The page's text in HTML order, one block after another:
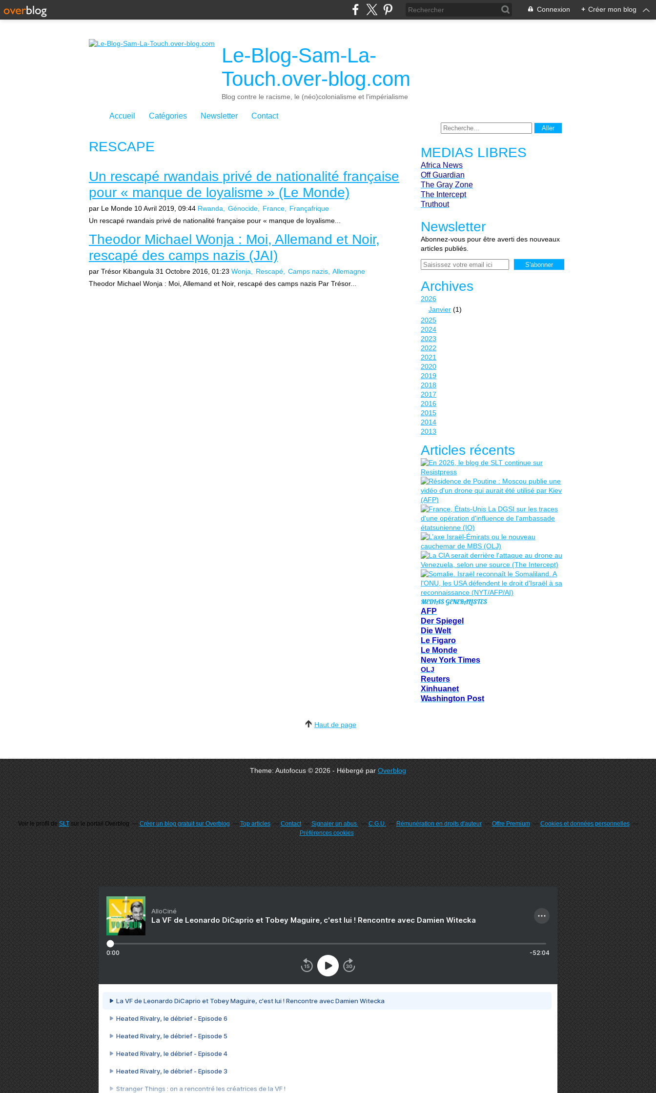
Connexion + Créer mon blog
Le-Blog-Sam-La-
Touch.over-blog.com
Blog contre le racisme, le (néo)colonialisme et l'impérialisme
Accueil Catégories Newsletter Contact
RESCAPE
Un rescapé rwandais privé de nationalité française
pour « manque de loyalisme » (Le Monde)
par Le Monde 10 Avril 2019, 09:44 Rwanda Génocide France
Françafrique
Un rescapé rwandais privé de nationalité française pour « manque de loyalisme...
Theodor Michael Wonja : Moi, Allemand et Noir,
rescapé des camps nazis (JAI)
par Trésor Kibangula 31 Octobre 2016, 01:23 Wonja Rescapé Camps nazis Allemagne
Theodor Michael Wonja : Moi, Allemand et Noir, rescapé des camps nazis Par Trésor...
MEDIAS LIBRES
Africa News
Off Guardian
The Gray Zone
The Intercept
Truthout
Newsletter
Abonnez-vous pour être averti des nouveaux
articles publiés.
Email
Archives
2026
Janvier (1)
2025
2024
2023
2022
2021
2020
2019
2018
2017
2016
2015
2014
2013
Articles récents
MEDIAS GENERALISTES
AFP
Der Spiegel
Die Welt
Le Figaro
Le Monde
New York Times
OLJ
Reuters
Xinhuanet
Washington Post
Haut de page
Theme: Autofocus © 2026 - Hébergé parOverblog
Voir le profil deSLTsur le portail Overblog Créer un blog gratuit sur Overblog Top articles Contact Signaler un abus C.G.U. Rémunération en droits d'auteur Offre Premium
Cookies et données personnelles
Préférences cookies
AlloCiné
La VF de Leonardo DiCaprio et Tobey Maguire, c'est lui ! Rencontre avec Damien Witecka
0:00 -52:04
La VF de Leonardo DiCaprio et Tobey Maguire, c'est lui ! Rencontre avec Damien Witecka
Heated Rivalry, le débrief - Episode 6
Heated Rivalry, le débrief - Episode 5
Heated Rivalry, le débrief - Episode 4
Heated Rivalry, le débrief - Episode 3
Stranger Things : on a rencontré les créatrices de la VF !